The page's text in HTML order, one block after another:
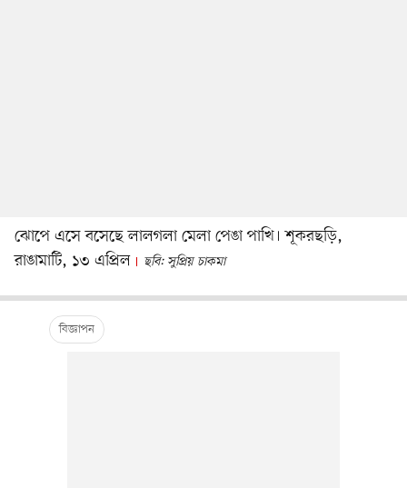
ঝোপে এসে বসেছে লালগলা মেলা পেঙা পাখি। শূকরছড়ি,
রাঙামাটি, ১৩ এপ্রিল
ছবি: সুপ্রিয় চাকমা